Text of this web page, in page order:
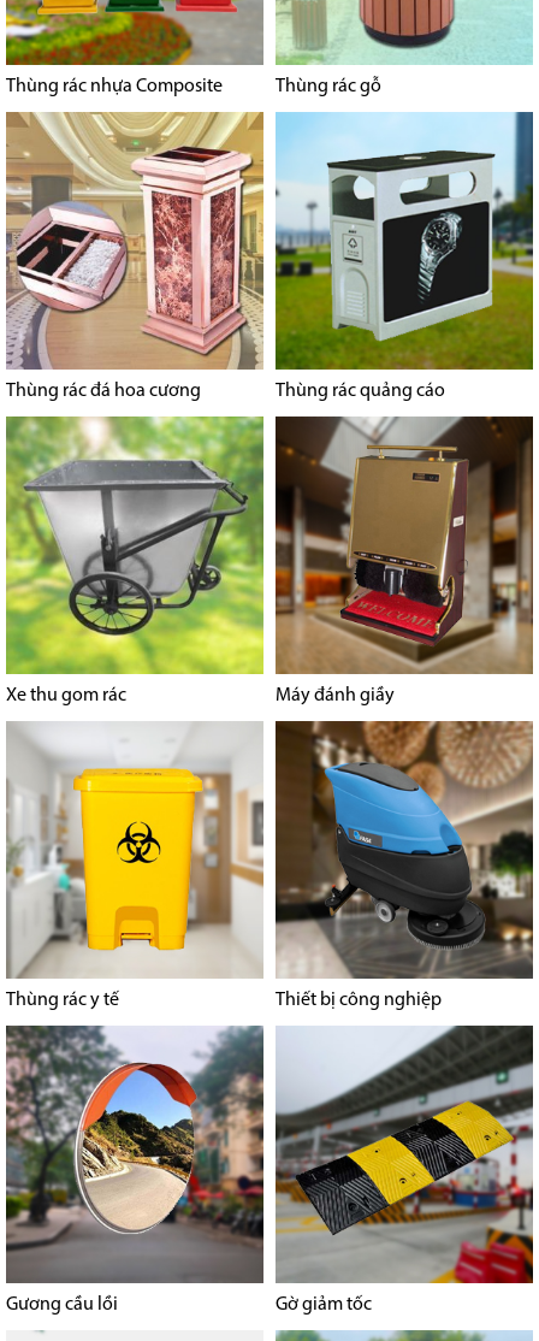
Thùng rác nhựa Composite Thùng rác gỗ
Thùng rác đá hoa cương Thùng rác quảng cáo
Xe thu gom rác Máy đánh giầy
Thùng rác y tế Thiết bị công nghiệp
Gương cầu lồi Gờ giảm tốc